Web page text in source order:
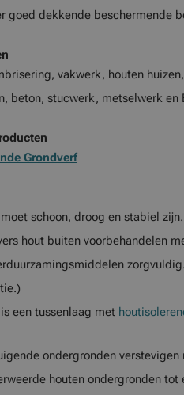
goed dekkende beschermende
vakwerk, houten
beton, stucwerk, metselwerk
Grondverf
schoon, droog en stabiel zijn.
hout buiten voorbehandelen
een tussenlaag met
ondergronden
houten ondergronden